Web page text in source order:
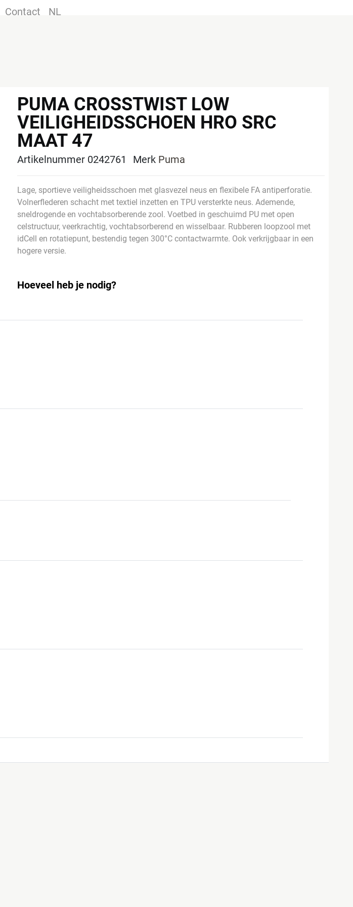
Contact
NL
PUMA CROSSTWIST LOW
VEILIGHEIDSSCHOEN HRO SRC
MAAT 47
Artikelnummer 0242761 Merk Puma
Lage, sportieve veiligheidsschoen met glasvezel neus en flexibele FA antiperforatie.
Volnerflederen schacht met textiel inzetten en TPU versterkte neus. Ademende,
sneldrogende en vochtabsorberende zool. Voetbed in geschuimd PU met open
celstructuur, veerkrachtig, vochtabsorberend en wisselbaar. Rubberen loopzool met
idCell en rotatiepunt, bestendig tegen 300°C contactwarmte. Ook verkrijgbaar in een
hogere versie.
Hoeveel heb je nodig?